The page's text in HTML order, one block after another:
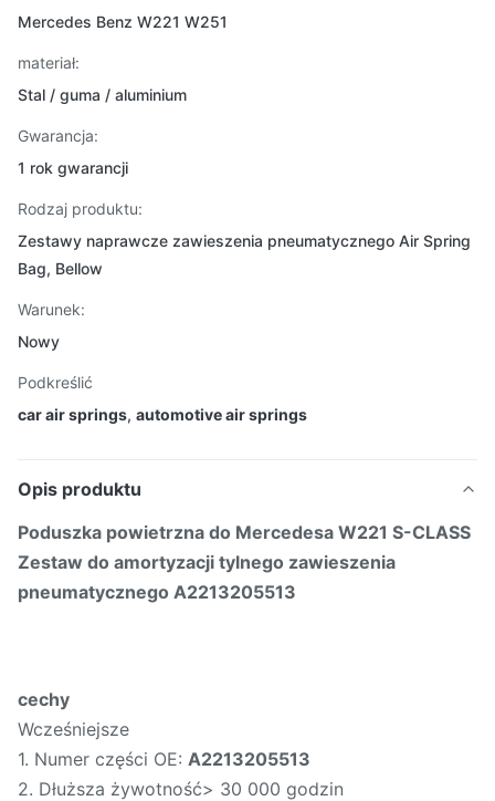
Mercedes Benz W221 W251
materiał:
Stal / guma / aluminium
Gwarancja:
1 rok gwarancji
Rodzaj produktu:
Zestawy naprawcze zawieszenia pneumatycznego Air Spring
Bag, Bellow
Warunek:
Nowy
Podkreślić
car air springs, automotive air springs
Opis produktu
Poduszka powietrzna do Mercedesa W221 S-CLASS
Zestaw do amortyzacji tylnego zawieszenia
pneumatycznego A2213205513
cechy
Wcześniejsze
1. Numer części OE: A2213205513
2. Dłuższa żywotność> 30 000 godzin